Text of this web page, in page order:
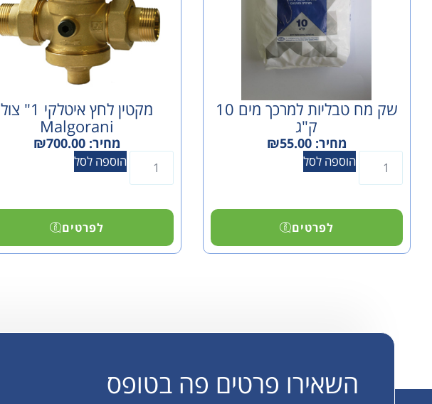
שק מח טבליות למרכך מים 10
ק"ג
מחיר: ₪55.00
הוספה לסל
לפרטים
מקטין לחץ איטלקי 1" צול
Malgorani
מחיר: ₪700.00
הוספה לסל
לפרטים
השאירו פרטים פה בטופס